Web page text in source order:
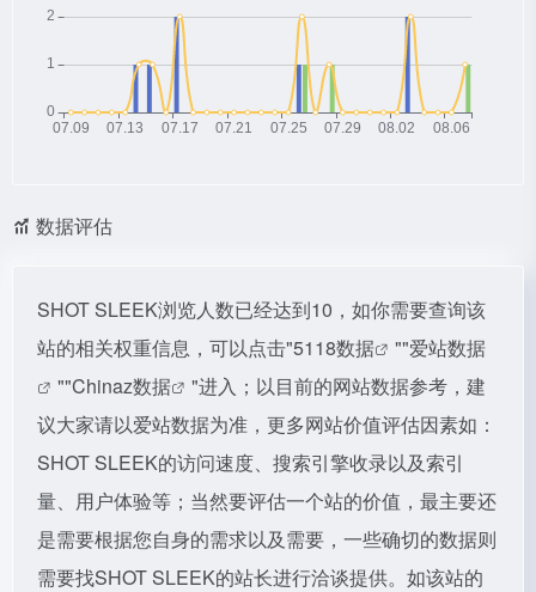
数据评估
SHOT SLEEK浏览人数已经达到10，如你需要查询该
站的相关权重信息，可以点击"5118数据 ""爱站数据
""Chinaz数据
"进入；以目前的网站数据参考，建
议大家请以爱站数据为准，更多网站价值评估因素如：
SHOT SLEEK的访问速度、搜索引擎收录以及索引
量、用户体验等；当然要评估一个站的价值，最主要还
是需要根据您自身的需求以及需要，一些确切的数据则
需要找SHOT SLEEK的站长进行洽谈提供。如该站的